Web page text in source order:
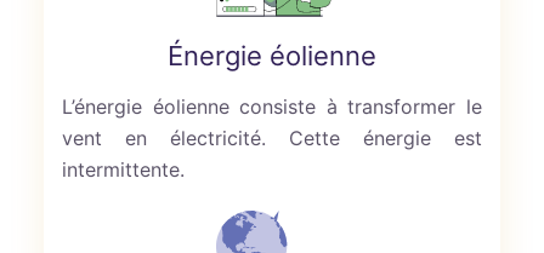
Énergie éolienne
L’énergie éolienne consiste à transformer le
vent en électricité. Cette énergie est
intermittente.